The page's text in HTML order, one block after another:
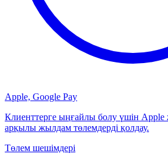
Apple, Google Pay
Клиенттерге ыңғайлы болу үшін Apple
арқылы жылдам төлемдерді қолдау.
Төлем шешімдері